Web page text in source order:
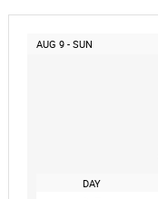
AUG 9 - SUN
DAY